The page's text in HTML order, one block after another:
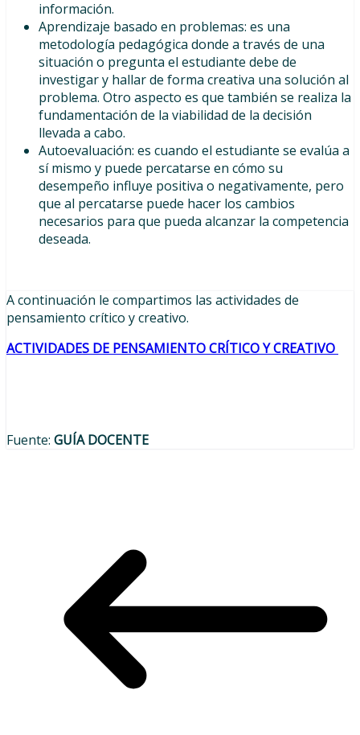
información.
Aprendizaje basado en problemas: es una
metodología pedagógica donde a través de una
situación o pregunta el estudiante debe de
investigar y hallar de forma creativa una solución al
problema. Otro aspecto es que también se realiza la
fundamentación de la viabilidad de la decisión
llevada a cabo.
Autoevaluación: es cuando el estudiante se evalúa a
sí mismo y puede percatarse en cómo su
desempeño influye positiva o negativamente, pero
que al percatarse puede hacer los cambios
necesarios para que pueda alcanzar la competencia
deseada.
A continuación le compartimos las actividades de
pensamiento crítico y creativo.
ACTIVIDADES DE PENSAMIENTO CRÍTICO Y CREATIVO
Fuente: GUÍA DOCENTE